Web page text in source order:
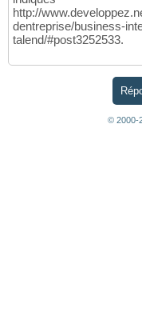
http://
dentreprise/business-
talend/#post3252533.
© 2000-